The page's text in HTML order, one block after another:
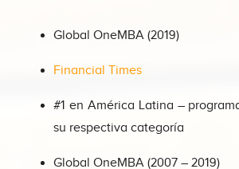
Global OneMBA (2019)
Financial Times
#1 en América Latina –
su respectiva categoría
Global OneMBA (2007 – 2019)